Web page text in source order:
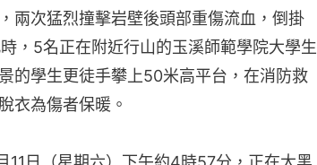
兩次猛烈撞擊岩壁後頭部重傷流血，倒掛
，5名正在附近行山的玉溪師範學院大學生
的學生更徒手攀上50米高平台，在消防救
衣為傷者保暖。